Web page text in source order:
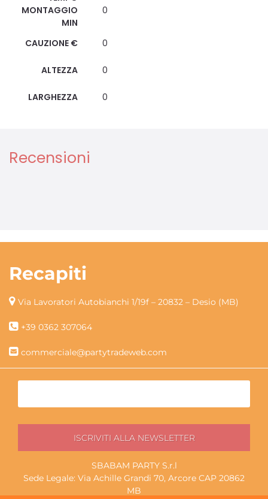
MONTAGGIO
MIN
0
CAUZIONE € 0
ALTEZZA 0
LARGHEZZA 0
Recensioni
Recapiti
Via Lavoratori Autobianchi 1/19f – 20832 – Desio (MB)
+39 0362 307064
commerciale@partytradeweb.com
SBABAM PARTY S.r.l
Sede Legale: Via Achille Grandi 70, Arcore CAP 20862
MB